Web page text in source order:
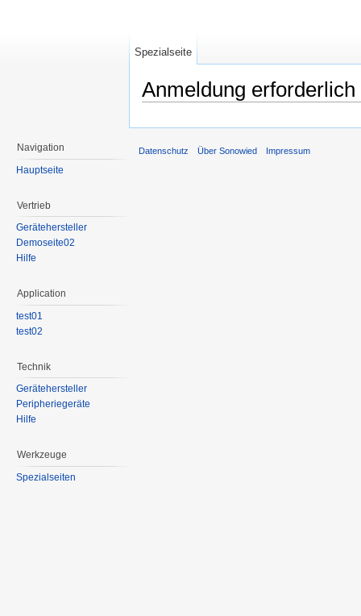
Anmeldung erforderlich
Spezialseite
Navigation
Hauptseite
Vertrieb
Gerätehersteller
Demoseite02
Hilfe
Application
test01
test02
Technik
Gerätehersteller
Peripheriegeräte
Hilfe
Werkzeuge
Spezialseiten
Datenschutz Über Sonowied Impressum